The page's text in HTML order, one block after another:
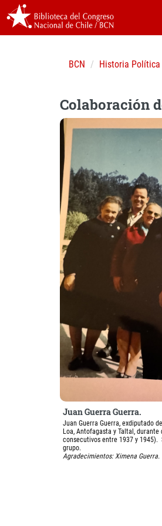
BCN Historia Política
Colaboración
Juan Guerra Guerra.
Juan Guerra Guerra, exdiputado
Loa, Antofagasta y Taltal,
consecutivos entre 1937 y 1945).
grupo.
Agradecimientos: Ximena Guerra.